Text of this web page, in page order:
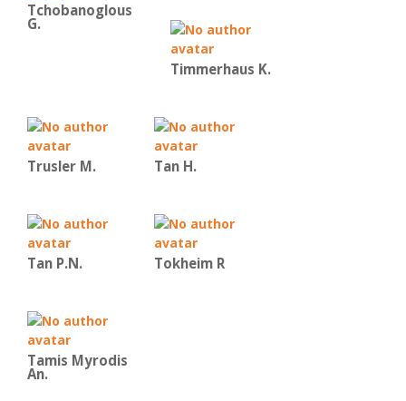
Tchobanoglous
G.
Timmerhaus K.
Trusler M. Tan H.
Tan P.N. Tokheim R
Tamis Myrodis
An.